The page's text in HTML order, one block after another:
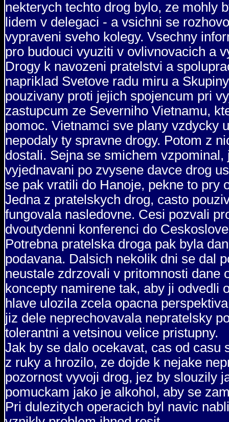
nekterych techto drog bylo, ze mohly
lidem v delegaci - a vsichni se
vypraveni sveho kolegy. Vsechny
pro budouci vyuziti v ovlivnovacich a
Drogy k navozeni pratelstvi a
napriklad Svetove radu miru a
pouzivany proti jejich spojencum pri
zastupcum ze Severniho Vietnamu,
pomoc. Vietnamci sve plany vzdycky
nepodaly ty spravne drogy. Potom z
dostali. Sejna se smichem
vyjednavani po zvysene davce drog
se pak vratili do Hanoje, pekne to pry
Jedna z pratelskych drog, casto
fungovala nasledovne. Cesi pozvali
dvoutydenni konferenci do
Potrebna pratelska droga pak byla
podavana. Dalsich nekolik dni se dal
neustale zdrzovali v pritomnosti dane
koncepty namirene tak, aby ji odvedli
hlave ulozila zcela opacna
jiz dele neprechovavala nepratelsky
tolerantni a vetsinou velice pristupny.
Jak by se dalo ocekavat, cas od
z ruky a hrozilo, ze dojde k nejake
pozornost vyvoji drog, jez by slouzily
pomuckam jako je alkohol, aby se
Pri dulezitych operacich byl navic